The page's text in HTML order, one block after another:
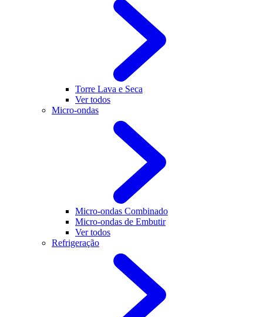
Torre Lava e Seca
Ver todos
Micro-ondas
Micro-ondas Combinado
Micro-ondas de Embutir
Ver todos
Refrigeração